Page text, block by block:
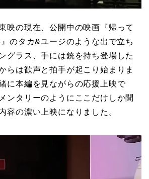
映の現在、公開中の映画『帰って
のタカ&ユージのような出で立ち
グラス、手には銃を持ち登場した
らは歓声と拍手が起こり始まりま
に本編を見ながらの応援上映で
ンタリーのようにここだけしか聞
容の濃い上映になりました。